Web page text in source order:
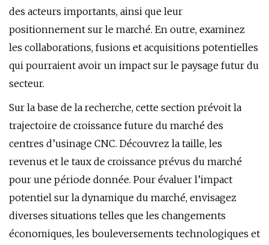
des acteurs importants, ainsi que leur
positionnement sur le marché. En outre, examinez
les collaborations, fusions et acquisitions potentielles
qui pourraient avoir un impact sur le paysage futur du
secteur.
Sur la base de la recherche, cette section prévoit la
trajectoire de croissance future du marché des
centres d’usinage CNC. Découvrez la taille, les
revenus et le taux de croissance prévus du marché
pour une période donnée. Pour évaluer l’impact
potentiel sur la dynamique du marché, envisagez
diverses situations telles que les changements
économiques, les bouleversements technologiques et